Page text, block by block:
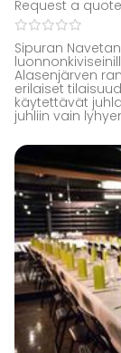
Request a quote
Sipuran
Alasenjärven
erilaiset
käytettävät
juhliin vain